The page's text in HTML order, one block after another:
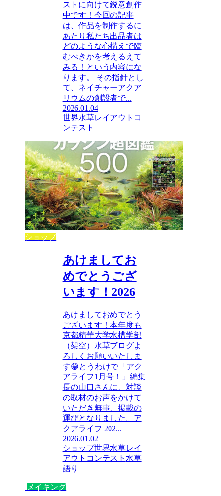
ストに向けて鋭意創作
中です！今回の記事
は、作品を制作するに
あたり私たち出品者は
どのような心構えで臨
むべきかを考えるえて
みる！という内容にな
ります。 その指針とし
て、ネイチャーアクア
リウムの創設者で...
2026.01.04
世界水草レイアウトコ
ンテスト
ショップ
あけましてお
めでとうござ
います！2026
あけましておめでとう
ございます！本年度も
京都精華大学水槽学部
（架空）水草ブログよ
ろしくお願いいたしま
す😁とうわけで「アク
アライフ1月号！」編集
長の山口さんに、対談
の取材のお声をかけて
いただき無事、掲載の
運びとなりました。ア
クアライフ 202...
2026.01.02
ショップ世界水草レイ
アウトコンテスト 水草
語り
メイキング